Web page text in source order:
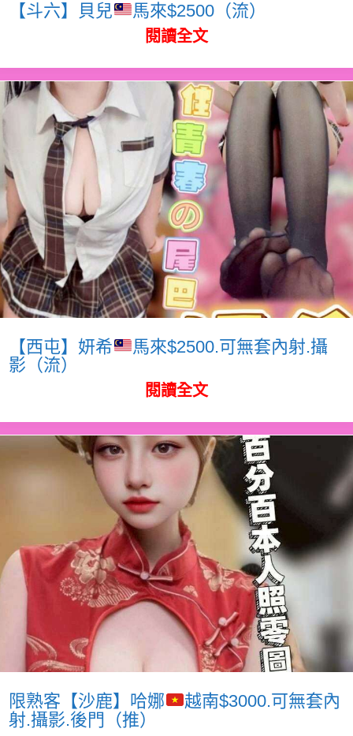
【斗六】貝兒 馬來$2500（流）
閱讀全文
【西屯】妍希
馬來$2500.可無套內射.攝
影（流）
閱讀全文
限熟客【沙鹿】哈娜
越南$3000.可無套內
射.攝影.後門（推）